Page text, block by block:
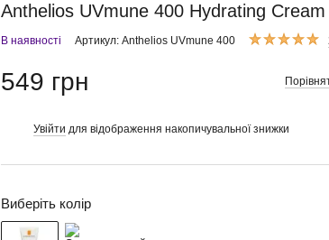
Anthelios UVmune 400 Hydrating
В наявності Артикул: Anthelios UVmune 400
549 грн
Увійти для відображення накопичувальної знижки
Виберіть колір